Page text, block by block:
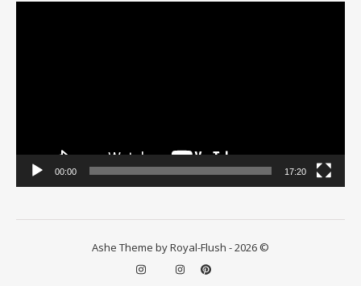
00:00 17:20
Ashe Theme by Royal-Flush - 2026 ©